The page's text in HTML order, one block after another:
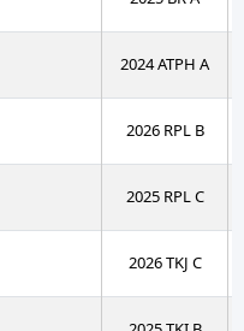
2024 ATPH A
2026 RPL B
2025 RPL C
2026 TKJ C